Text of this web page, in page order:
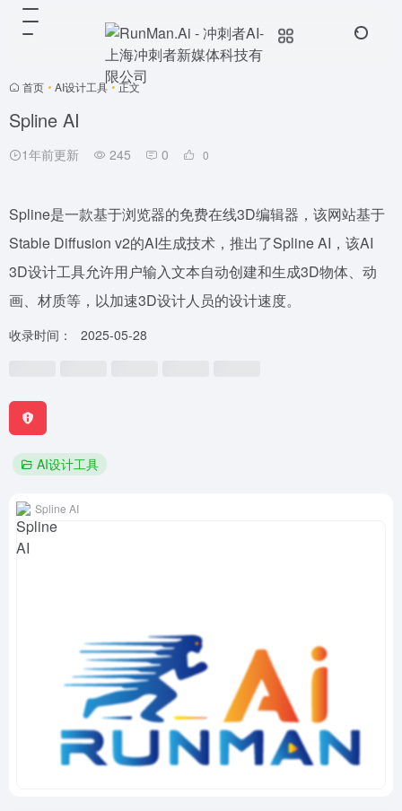
首页 • AI设计工具 • 正文
Spline AI
1年前更新 245 0 0
Spline是一款基于浏览器的免费在线3D编辑器，该网站基于
Stable Diffusion v2的AI生成技术，推出了Spline AI，该AI
3D设计工具允许用户输入文本自动创建和生成3D物体、动
画、材质等，以加速3D设计人员的设计速度。
收录时间： 2025-05-28
AI设计工具
Spline AI